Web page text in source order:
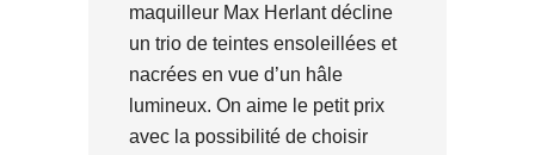
maquilleur Max Herlant décline
un trio de teintes ensoleillées et
nacrées en vue d’un hâle
lumineux. On aime le petit prix
avec la possibilité de choisir